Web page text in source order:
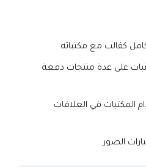
كقالب مع مكتباته
على عدة منتجات دفعة
المكتبات في العلاقات
الصور